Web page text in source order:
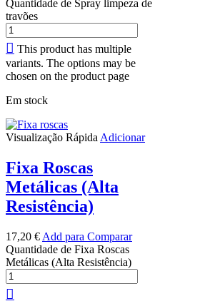
Quantidade de Spray limpeza de
travões
This product has multiple
variants. The options may be
chosen on the product page
Em stock
Visualização Rápida Adicionar
Fixa Roscas
Metálicas (Alta
Resistência)
17,20 € Add para Comparar
Quantidade de Fixa Roscas
Metálicas (Alta Resistência)